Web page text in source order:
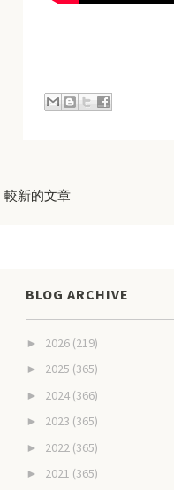
較新的文章
BLOG ARCHIVE
► 2026 (219)
► 2025 (365)
► 2024 (366)
► 2023 (365)
► 2022 (365)
► 2021 (365)